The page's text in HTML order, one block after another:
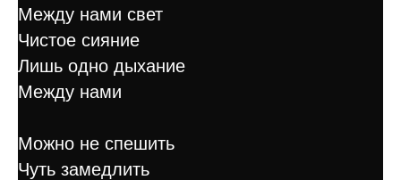
Между нами свет
Чистое сияние
Лишь одно дыхание
Между нами
Можно не спешить
Чуть замедлить